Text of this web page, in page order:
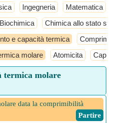
Ingegneria Matematica
Biochimica Chimica allo stato
e capacità termica
molare Atomicita
termica molare
data la comprimibilità
​ Partire